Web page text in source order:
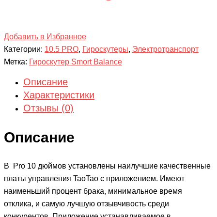
Добавить в Избранное
Категории: 10.5 PRO, Гироскутеры, Электротранспорт
Метка: Гироскутер Smort Balance
Описание
Характеристики
Отзывы (0)
Описание
В Pro 10 дюймов установлены наилучшие качественные
платы управления TaoTao с приложением. Имеют
наименьший процент брака, минимальное время
отклика, и самую лучшую отзывчивость среди